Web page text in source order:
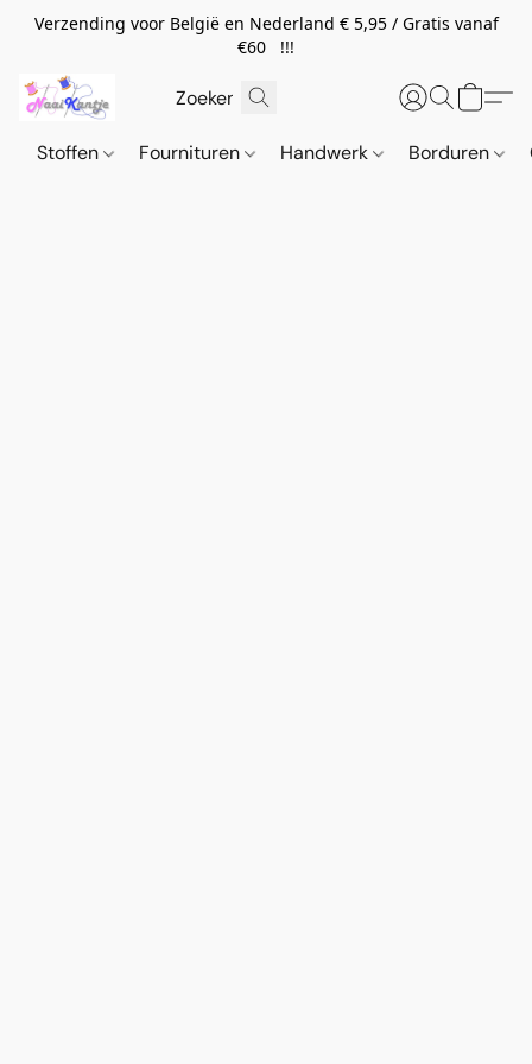
Verzending voor België en Nederland € 5,95 / Gratis vanaf
€60 !!!
Stoffen Fournituren Handwerk Borduren